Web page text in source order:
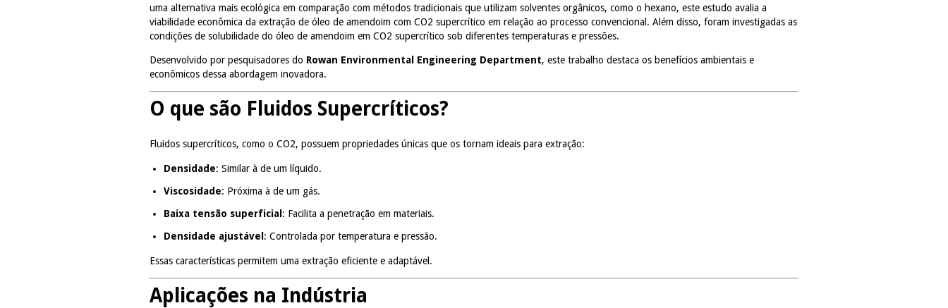
uma alternativa mais ecológica em comparação com métodos tradicionais que utilizam solventes orgânicos, como o hexano, este estudo avalia a
viabilidade econômica da extração de óleo de amendoim com CO2 supercrítico em relação ao processo convencional. Além disso, foram investigadas as
condições de solubilidade do óleo de amendoim em CO2 supercrítico sob diferentes temperaturas e pressões.
Desenvolvido por pesquisadores do Rowan Environmental Engineering Department, este trabalho destaca os benefícios ambientais e
econômicos dessa abordagem inovadora.
O que são Fluidos Supercríticos?
Fluidos supercríticos, como o CO2, possuem propriedades únicas que os tornam ideais para extração:
Densidade: Similar à de um líquido.
Viscosidade: Próxima à de um gás.
Baixa tensão superficial : Facilita a penetração em materiais.
Densidade ajustável : Controlada por temperatura e pressão.
Essas características permitem uma extração eficiente e adaptável.
Aplicações na Indústria